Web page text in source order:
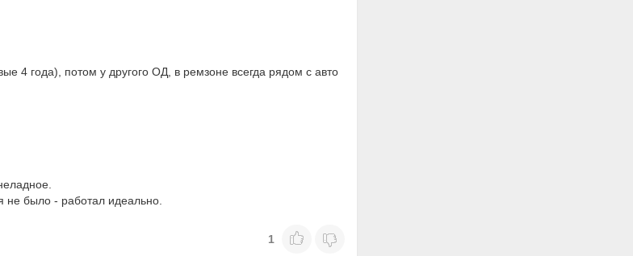
4 года), потом у другого ОД, в ремзоне всегда рядом с авто
не было - работал идеально.
1